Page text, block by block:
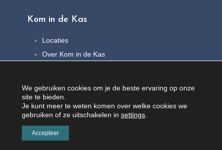
Kom in de Kas
Locaties
Over Kom in de Kas
Contact
We gebruiken cookies om je de beste ervaring op onze
site te bieden.
Je kunt meer te weten komen over welke cookies we
gebruiken of ze uitschakelen in settings
Accepteer